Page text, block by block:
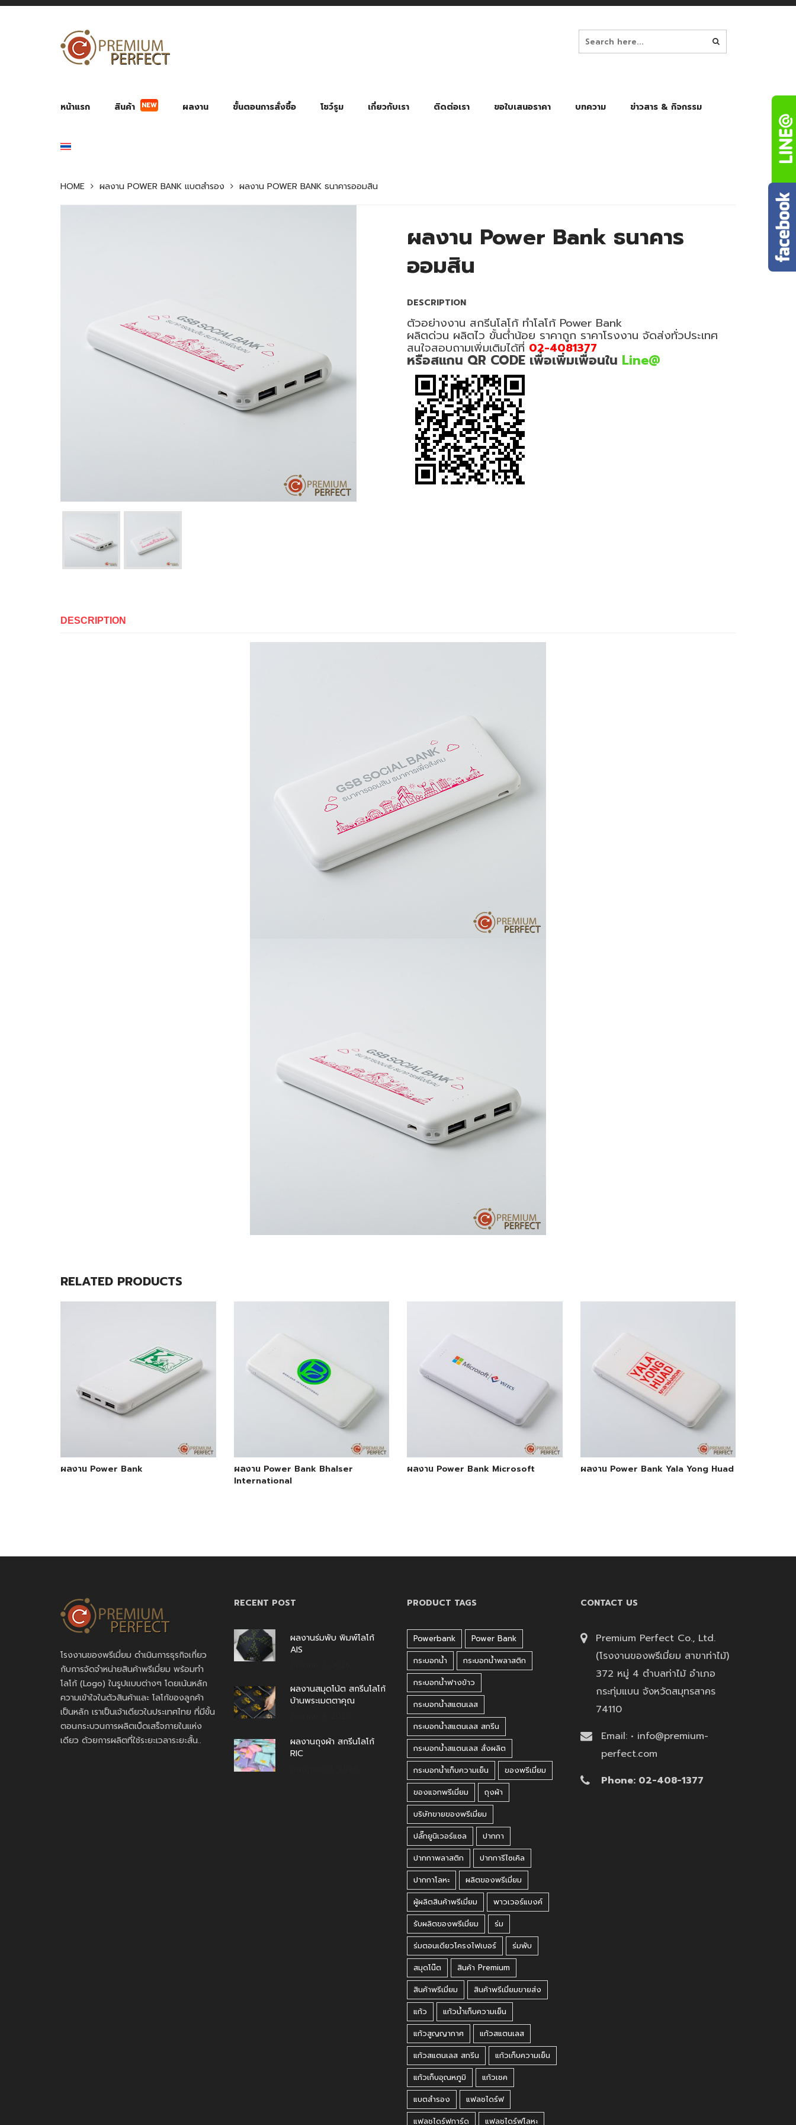
หน้าแรก สินค้า NEW ผลงาน ขั้นตอนการสั่งซื้อ โชว์รูม เกี่ยวกับเรา ติดต่อเรา ขอใบเสนอราคา บทความ ข่าวสาร & กิจกรรม
HOME ผลงาน POWER BANK แบตสำรอง ผลงาน POWER BANK ธนาคารออมสิน
ผลงาน Power Bank ธนาคาร
ออมสิน
DESCRIPTION
ตัวอย่างงาน สกรีนโลโก้ ทำโลโก้ Power Bank
ผลิตด่วน ผลิตไว ขั้นต่ำน้อย ราคาถูก ราคาโรงงาน จัดส่งทั่วประเทศ
สนใจสอบถามเพิ่มเติมได้ที่ 02-4081377
หรือสแกน QR CODE เพื่อเพิ่มเพื่อนใน Line@
DESCRIPTION
RELATED PRODUCTS
ผลงาน Power Bank
ผลงาน Power Bank Bhalser
International
ผลงาน Power Bank Microsoft ผลงาน Power Bank Yala Yong Huad
โรงงานของพรีเมี่ยม ดำเนินการธุรกิจเกี่ยว
กับการจัดจำหน่ายสินค้าพรีเมี่ยม พร้อมทำ
โลโก้ (Logo) ในรูปแบบต่างๆ โดยเน้นหลัก
ความเข้าใจในตัวสินค้าและ โลโก้ของลูกค้า
เป็นหลัก เราเป็นเจ้าเดียวในประเทศไทย ที่มีขั้น
ตอนกระบวนการผลิตเบ็ดเสร็จภายในแห่ง
เดียว ด้วยการผลิตที่ใช้ระยะเวลาระยะสั้น..
RECENT POST
ผลงานร่มพับ พิมพ์โลโก้
AIS
ผลงานสมุดโน้ต สกรีนโลโก้
บ้านพระเมตตาคุณ
ผลงานถุงผ้า สกรีนโลโก้
RIC
PRODUCT TAGS
Powerbank
Power Bank
กระบอกน้ำ
กระบอกน้ำพลาสติก
กระบอกน้ำฟางข้าว
กระบอกน้ำสแตนเลส
กระบอกน้ำสแตนเลส สกรีน
กระบอกน้ำสแตนเลส สั่งผลิต
กระบอกน้ำเก็บความเย็น
ของพรีเมี่ยม
ของแจกพรีเมี่ยม
ถุงผ้า
บริษัทขายของพรีเมี่ยม
ปลั๊กยูนิเวอร์แซล
ปากกา
ปากกาพลาสติก
ปากการีไซเคิล
ปากกาโลหะ
ผลิตของพรีเมี่ยม
ผู้ผลิตสินค้าพรีเมี่ยม
พาวเวอร์แบงค์
รับผลิตของพรีเมี่ยม
ร่ม
ร่มตอนเดียวโครงไฟเบอร์
ร่มพับ
สมุดโน๊ต
สินค้า Premium
สินค้าพรีเมี่ยม
สินค้าพรีเมี่ยมขายส่ง
แก้ว
แก้วน้ำเก็บความเย็น
แก้วสูญญากาศ
แก้วสแตนเลส
แก้วสแตนเลส สกรีน
แก้วเก็บความเย็น
แก้วเก็บอุณหภูมิ
แก้วเชค
แบตสำรอง
แฟลชไดร์ฟ
แฟลชไดร์ฟการ์ด
แฟลชไดร์ฟโลหะ
CONTACT US
Premium Perfect Co., Ltd.
(โรงงานของพรีเมี่ยม สาขาท่าไม้)
372 หมู่ 4 ตำบลท่าไม้ อำเภอ
กระทุ่มแบน จังหวัดสมุทรสาคร
74110
Email: • info@premium-
perfect.com
Phone: 02-408-1377